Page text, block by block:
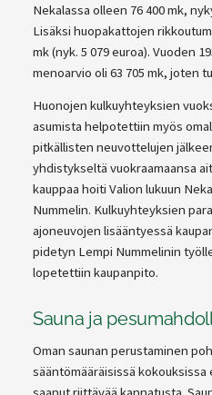
Nekalassa olleen 76 400 mk,
Lisäksi huopakattojen
mk (nyk. 5 079 euroa). Vuoden
menoarvio oli 63 705 mk, joten
Huonojen kulkuyhteyksien
asumista helpotettiin myös
pitkällisten neuvottelujen
yhdistykseltä vuokraamaansa
kauppaa hoiti Valion lukuun
Nummelin. Kulkuyhteyksien
ajoneuvojen lisääntyessä
pidetyn Lempi Nummelinin
lopetettiin kaupanpito.
Sauna ja
Oman saunan perustaminen
sääntömääräisissä kokouksissa